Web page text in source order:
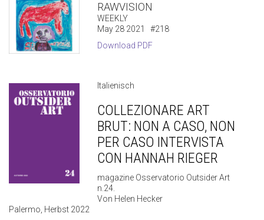
RAWVISION
WEEKLY
May 28 2021 #218
Download PDF
Italienisch
COLLEZIONARE ART
BRUT: NON A CASO, NON
PER CASO INTERVISTA
CON HANNAH RIEGER
magazine Osservatorio Outsider Art
n.24.
Von Helen Hecker
Palermo, Herbst 2022